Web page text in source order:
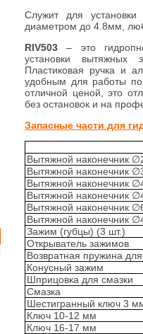
Служит для установки
диаметром до 4.8мм,
RIV503 – это
установки вытяжных
Пластиковая ручка и
удобным для работы
отличной ценой, это
без остановок и на
Запасные части для
Вытяжной наконечник
Вытяжной наконечник
Вытяжной наконечник
Вытяжной наконечник
Вытяжной наконечник
Вытяжной наконечник
Зажим (губцы) (3 шт.)
Открыватель зажимов
Возвратная пружина
Конусный зажим
Шприцовка для смазки
Смазка
Шестигранный ключ 3
Ключ 10-12 мм
Ключ 16-17 мм